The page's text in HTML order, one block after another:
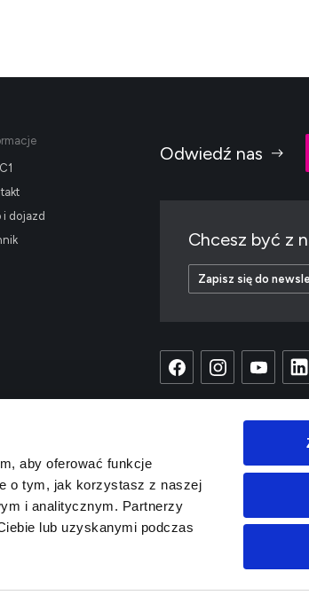
aby oferować funkcje
o tym, jak korzystasz z naszej
i analitycznym. Partnerzy
lub uzyskanymi podczas
i dojazd
Odwiedź nas
Chcesz być z
Zapisz się do
Copyright © 2023